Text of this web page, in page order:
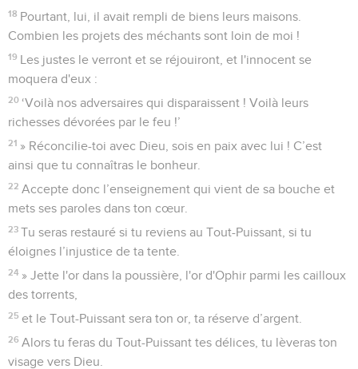
18 Pourtant, lui, il avait rempli de biens leurs maisons.
Combien les projets des méchants sont loin de moi !
19 Les justes le verront et se réjouiront, et l'innocent se
moquera d'eux :
20 ‘Voilà nos adversaires qui disparaissent ! Voilà leurs
richesses dévorées par le feu !’
21 » Réconcilie-toi avec Dieu, sois en paix avec lui ! C’est
ainsi que tu connaîtras le bonheur.
22 Accepte donc l’enseignement qui vient de sa bouche et
mets ses paroles dans ton cœur.
23 Tu seras restauré si tu reviens au Tout-Puissant, si tu
éloignes l’injustice de ta tente.
24 » Jette l'or dans la poussière, l'or d'Ophir parmi les cailloux
des torrents,
25 et le Tout-Puissant sera ton or, ta réserve d’argent.
26 Alors tu feras du Tout-Puissant tes délices, tu lèveras ton
visage vers Dieu.